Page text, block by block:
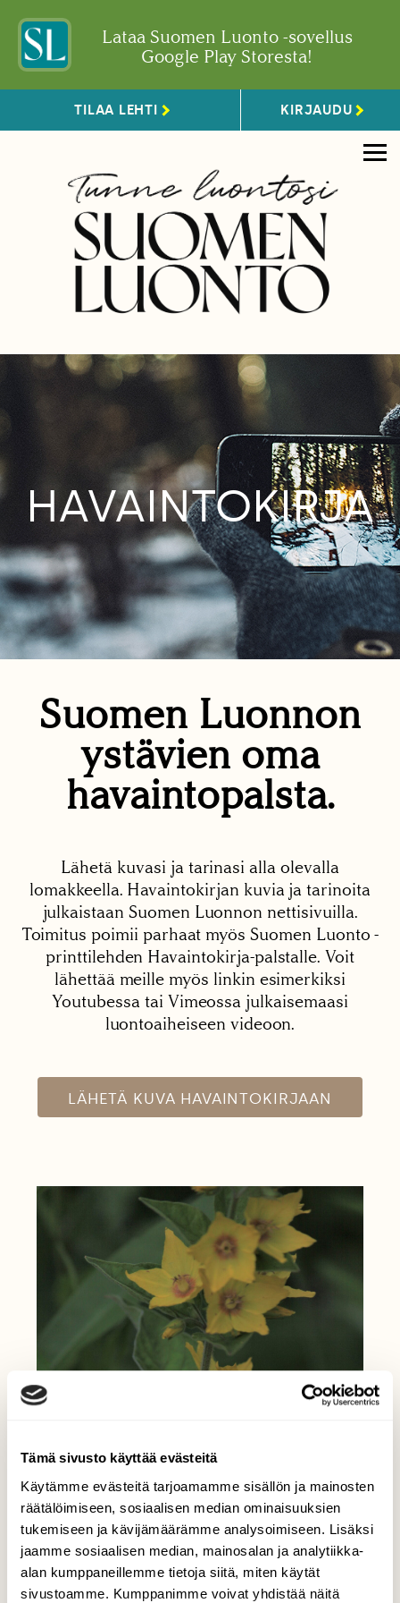
Tämä sivusto käyttää evästeitä
Käytämme evästeitä tarjoamamme sisällön ja mainosten
räätälöimiseen, sosiaalisen median ominaisuuksien
tukemiseen ja kävijämäärämme analysoimiseen. Lisäksi
jaamme sosiaalisen median, mainosalan ja analytiikka-
alan kumppaneillemme tietoja siitä, miten käytät
sivustoamme. Kumppanimme voivat yhdistää näitä
Lataa Suomen Luonto -sovellus
Google Play Storesta!
TILAA LEHTI KIRJAUDU
HAVAINTOKIRJA
Suomen Luonnon
ystävien oma
havaintopalsta.
Lähetä kuvasi ja tarinasi alla olevalla
lomakkeella. Havaintokirjan kuvia ja tarinoita
julkaistaan Suomen Luonnon nettisivuilla.
Toimitus poimii parhaat myös Suomen Luonto -
printtilehden Havaintokirja-palstalle. Voit
lähettää meille myös linkin esimerkiksi
Youtubessa tai Vimeossa julkaisemaasi
luontoaiheiseen videoon.
LÄHETÄ KUVA HAVAINTOKIRJAAN